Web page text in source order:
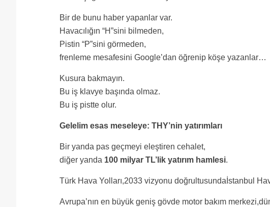
Bir de bunu haber yapanlar var.
Havacılığın “H”sini bilmeden,
Pistin “P”sini görmeden,
frenleme mesafesini Google’dan öğrenip köşe yazanlar…
Kusura bakmayın.
Bu iş klavye başında olmaz.
Bu iş pistte olur.
Gelelim esas meseleye: THY’nin yatırımları
Bir yanda pas geçmeyi eleştiren cehalet,
diğer yanda 100 milyar TL’lik yatırım hamlesi.
Türk Hava Yolları,2033 vizyonu doğrultusundaİstanbul
Avrupa’nın en büyük geniş gövde motor bakım